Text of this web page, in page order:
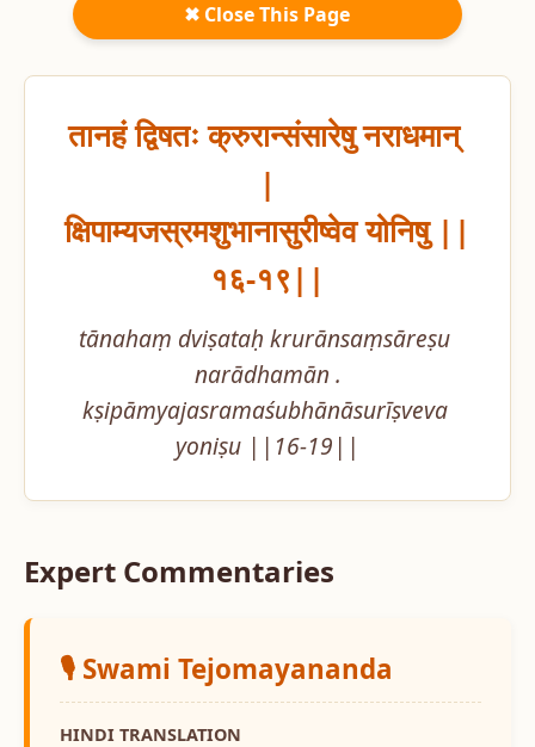
✖ Close This Page
तानहं द्विषतः क्रुरान्संसारेषु नराधमान्
|
क्षिपाम्यजस्रमशुभानासुरीष्वेव योनिषु ||
१६-१९||
tānahaṃ dviṣataḥ krurānsaṃsāreṣu
narādhamān .
kṣipāmyajasramaśubhānāsurīṣveva
yoniṣu ||16-19||
Expert Commentaries
🎙️ Swami Tejomayananda
HINDI TRANSLATION